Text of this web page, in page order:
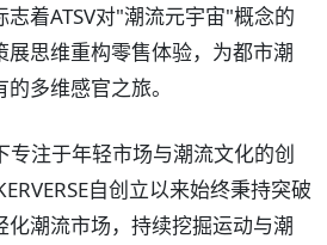
着ATSV对"潮流元宇宙"概念的
展思维重构零售体验，为都市潮
多维感官之旅。
专注于年轻市场与潮流文化的创
自创立以来始终秉持突破
化潮流市场，持续挖掘运动与潮